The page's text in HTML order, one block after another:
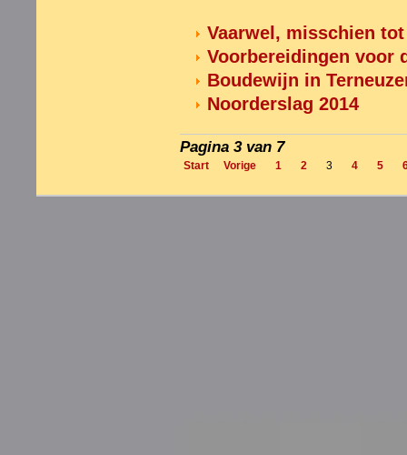
Vaarwel, misschien
Voorbereidingen voor
Boudewijn in
Noorderslag 2014
Pagina 3 van 7
Start Vorige 1 2 3 4 5